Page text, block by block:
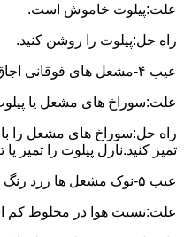
علت:پیلوت خاموش است.
راه حل:پیلوت را روشن کنید.
عیب ۴-مشعل های فوقانی اجاق روشن نمی شود
علت:سوراخ های مشعل یا
راه حل:سوراخ های مشعل را
تمیز کنید.نازل پیلوت را تمیز یا
عیب ۵-نوک مشعل ها زرد رنگ می سوزد.
علت:نسبت هوا در مخلوط کم